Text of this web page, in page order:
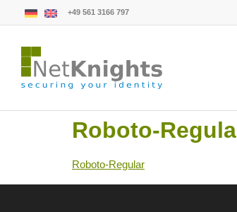
+49 561 3166 797
Roboto-
Roboto-Regular